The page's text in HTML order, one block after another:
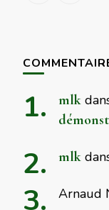
mlk
mlk
Arnaud